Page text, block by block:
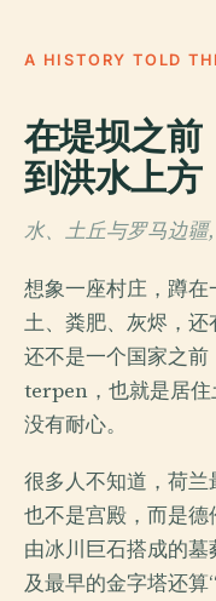
A HISTORY TOLD
在堤坝之前
到洪水上方
水、土丘与罗马边疆
想象一座村庄，蹲
土、粪肥、灰烬，
还不是一个国家之
terpen，也就是居
没有耐心。
很多人不知道，荷兰
也不是宫殿，而是
由冰川巨石搭成的
及最早的金字塔还算